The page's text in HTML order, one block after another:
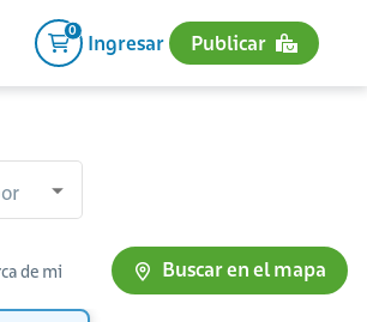
0
Ingresar Publicar
de mi Buscar en el mapa